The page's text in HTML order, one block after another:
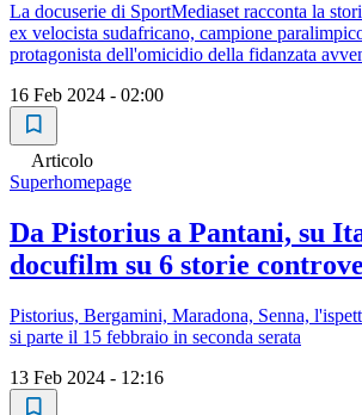
La docuserie di SportMediaset racconta la
ex velocista sudafricano, campione
protagonista dell'omicidio della fidanzata
16 Feb 2024 - 02:00
Articolo
Superhomepage
Da Pistorius a Pantani, su
docufilm su 6 storie
Pistorius, Bergamini, Maradona, Senna,
si parte il 15 febbraio in seconda serata
13 Feb 2024 - 12:16